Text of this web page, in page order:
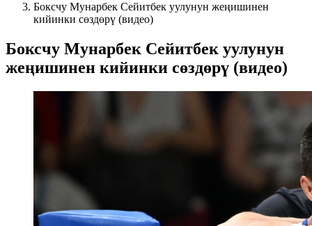
Боксчу Мунарбек Сейитбек уулунун жеңишинен
кийинки сөздөрү (видео)
Боксчу Мунарбек Сейитбек уулунун
жеңишинен кийинки сөздөрү (видео)